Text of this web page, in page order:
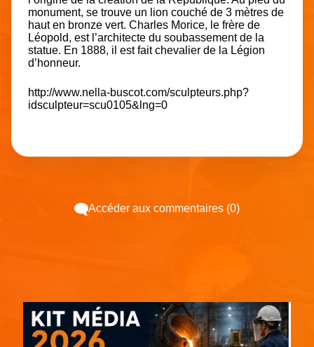
monument, se trouve un lion couché de 3 mètres de
haut en bronze vert. Charles Morice, le frère de
Léopold, est l’architecte du soubassement de la
statue. En 1888, il est fait chevalier de la Légion
d’honneur.
http://www.nella-buscot.com/sculpteurs.php?
idsculpteur=scu0105&lng=0
Accéder aux commentaires (0)